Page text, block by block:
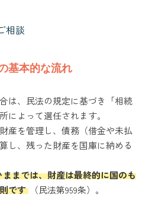
相談
基本的な流れ
は、民法の規定に基づき「相続
によって選任されます。
産を管理し、債務（借金や未払
し、残った財産を国庫に納める
までは、財産は最終的に国のも
です
（民法第959条）。